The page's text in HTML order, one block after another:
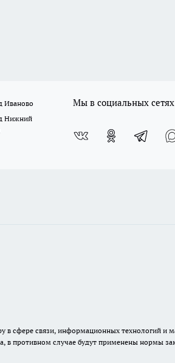
Иваново
Нижний
Мы в социальных сетях
в сфере связи, информационных технологий и
, в противном случае будут применены нормы